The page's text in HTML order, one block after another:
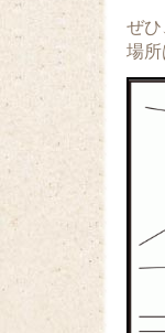
ぜ
場所